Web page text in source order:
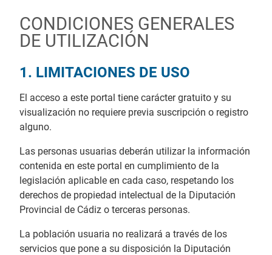
CONDICIONES GENERALES
DE UTILIZACIÓN
1. LIMITACIONES DE USO
El acceso a este portal tiene carácter gratuito y su
visualización no requiere previa suscripción o registro
alguno.
Las personas usuarias deberán utilizar la información
contenida en este portal en cumplimiento de la
legislación aplicable en cada caso, respetando los
derechos de propiedad intelectual de la Diputación
Provincial de Cádiz o terceras personas.
La población usuaria no realizará a través de los
servicios que pone a su disposición la Diputación